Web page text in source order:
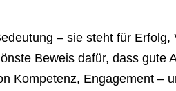
– sie steht für Erfolg,
Beweis dafür, dass gute
Kompetenz, Engagement –